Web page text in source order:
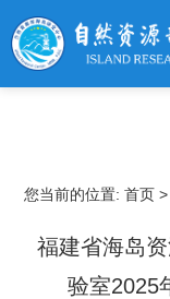
您当前的位置: 首页
福建省海岛
验室2025